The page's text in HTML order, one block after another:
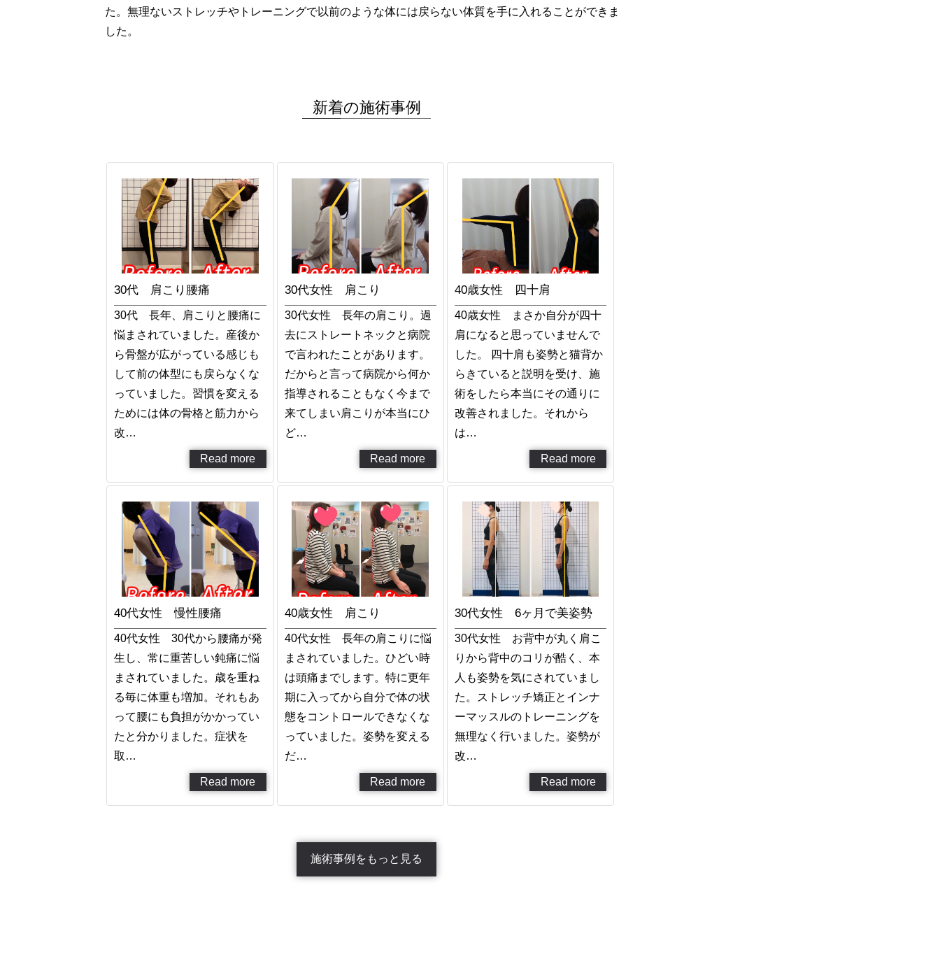
た。無理ないストレッチやトレーニングで以前のような体には戻らない体質を手に入れることができま
した。
新着の施術事例
30代 肩こり腰痛
30代 長年、肩こりと腰痛に
悩まされていました。産後か
ら骨盤が広がっている感じも
して前の体型にも戻らなくな
っていました。習慣を変える
ためには体の骨格と筋力から
改…
Read more
30代女性 肩こり
30代女性 長年の肩こり。過
去にストレートネックと病院
で言われたことがあります。
だからと言って病院から何か
指導されることもなく今まで
来てしまい肩こりが本当にひ
ど…
Read more
40歳女性 四十肩
40歳女性 まさか自分が四十
肩になると思っていませんで
した。 四十肩も姿勢と猫背か
らきていると説明を受け、施
術をしたら本当にその通りに
改善されました。それから
は…
Read more
40代女性 慢性腰痛
40代女性 30代から腰痛が発
生し、常に重苦しい鈍痛に悩
まされていました。歳を重ね
る毎に体重も増加。それもあ
って腰にも負担がかかってい
たと分かりました。症状を
取…
Read more
40歳女性 肩こり
40代女性 長年の肩こりに悩
まされていました。ひどい時
は頭痛までします。特に更年
期に入ってから自分で体の状
態をコントロールできなくな
っていました。姿勢を変える
だ…
Read more
30代女性 6ヶ月で美姿勢
30代女性 お背中が丸く肩こ
りから背中のコリが酷く、本
人も姿勢を気にされていまし
た。ストレッチ矯正とインナ
ーマッスルのトレーニングを
無理なく行いました。姿勢が
改…
Read more
施術事例をもっと見る